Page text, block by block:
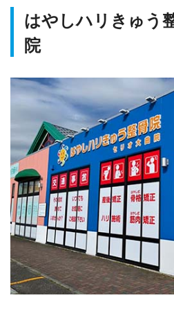
はやしハリきゅう
院